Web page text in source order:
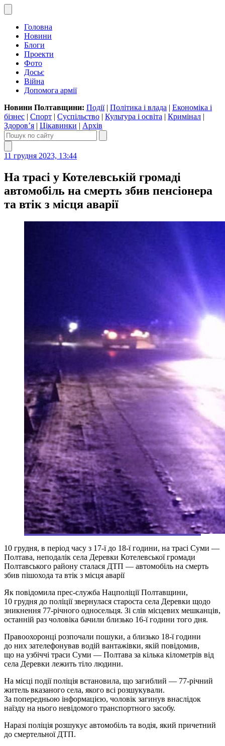
Головна
Новини
Блоги
Проекти
Фото
Досьє
Війна
Допомога армії
Новини Полтавщини: Події| Політика і влада | Економіка і
бізнес | Спорт | Суспільство | Культура і освіта | Кримінал |
Здоров’я | Цікавинки | Архів
11 грудня 2023, 13:44
На трасі у Котелевській громаді
автомобіль на смерть збив пенсіонера
та втік з місця аварії
10 грудня, в період часу з 17-ї до 18-ї години, на трасі Суми —
Полтава, неподалік села Деревки Котелевської громади
Полтавського району сталася ДТП — автомобіль на смерть
збив пішохода та втік з місця аварії
Як повідомила прес-служба Нацполіції Полтавщини,
10 грудня до поліції звернулася староста села Деревки щодо
зникнення 77-річного односельця. Зі слів місцевих мешканців,
останній раз чоловіка бачили близько 16-ї години того дня.
Правоохоронці розпочали пошуки, а близько 18-ї години
до них зателефонував водій вантажівки, якій повідомив,
що на узбіччі траси Суми — Полтава за кілька кілометрів від
села Деревки лежить тіло людини.
На місці події поліція встановила, що загиблий — 77-річний
житель вказаного села, якого всі розшукували.
За попередньою інформацією, чоловік загинув внаслідок
наїзду на нього невідомого транспортного засобу.
Наразі поліція розшукує автомобіль та водія, який причетний
до смертельної ДТП.